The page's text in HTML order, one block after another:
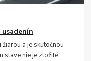
a je skutočnou
stave nie je zložité,